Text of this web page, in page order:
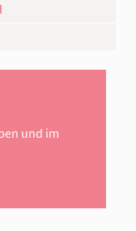
und im